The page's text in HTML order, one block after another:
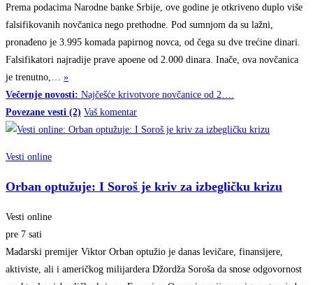
Prema podacima Narodne banke Srbije, ove godine je otkriveno duplo više
falsifikovanih novčanica nego prethodne. Pod sumnjom da su lažni,
pronađeno je 3.995 komada papirnog novca, od čega su dve trećine dinari.
Falsifikatori najradije prave apoene od 2.000 dinara. Inače, ova novčanica
je trenutno,… »
Večernje novosti: Najčešće krivotvore novčanice od 2….
Povezane vesti (2) Vaš komentar
Vesti online
Orban optužuje: I Soroš je kriv za izbegličku krizu
Vesti online
pre 7 sati
Mađarski premijer Viktor Orban optužio je danas levičare, finansijere,
aktiviste, ali i američkog milijardera Džordža Soroša da snose odgovornost